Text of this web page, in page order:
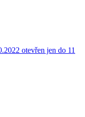
otevřen jen do 11